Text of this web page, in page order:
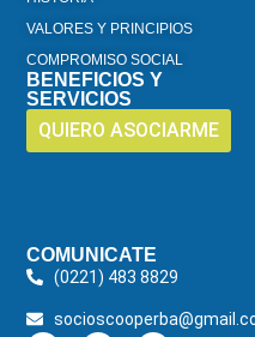
VALORES Y PRINCIPIOS
COMPROMISO SOCIAL
BENEFICIOS Y
SERVICIOS
QUIERO ASOCIARME
COMUNICATE
(0221) 483 8829